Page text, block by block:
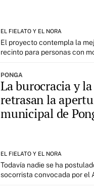
EL FIELATO Y EL NORA
El proyecto contempla la
recinto para personas con
PONGA
La burocracia y
retrasan la
municipal de
EL FIELATO Y EL NORA
Todavía nadie se ha
socorrista convocada por el